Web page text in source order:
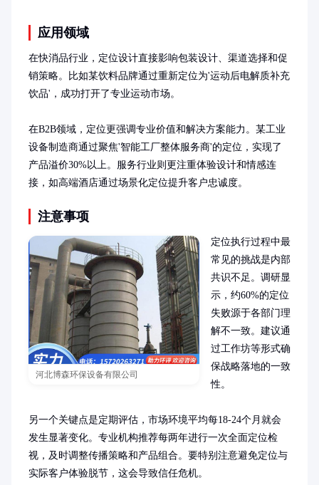
应用领域
在快消品行业，定位设计直接影响包装设计、渠道选择和促
销策略。比如某饮料品牌通过重新定位为'运动后电解质补充
饮品'，成功打开了专业运动市场。
在B2B领域，定位更强调专业价值和解决方案能力。某工业
设备制造商通过聚焦'智能工厂整体服务商'的定位，实现了
产品溢价30%以上。服务行业则更注重体验设计和情感连
接，如高端酒店通过场景化定位提升客户忠诚度。
注意事项
河北博森环保设备有限公司
定位执行过程中最
常见的挑战是内部
共识不足。调研显
示，约60%的定位
失败源于各部门理
解不一致。建议通
过工作坊等形式确
保战略落地的一致
性。
另一个关键点是定期评估，市场环境平均每18-24个月就会
发生显著变化。专业机构推荐每两年进行一次全面定位检
视，及时调整传播策略和产品组合。要特别注意避免定位与
实际客户体验脱节，这会导致信任危机。